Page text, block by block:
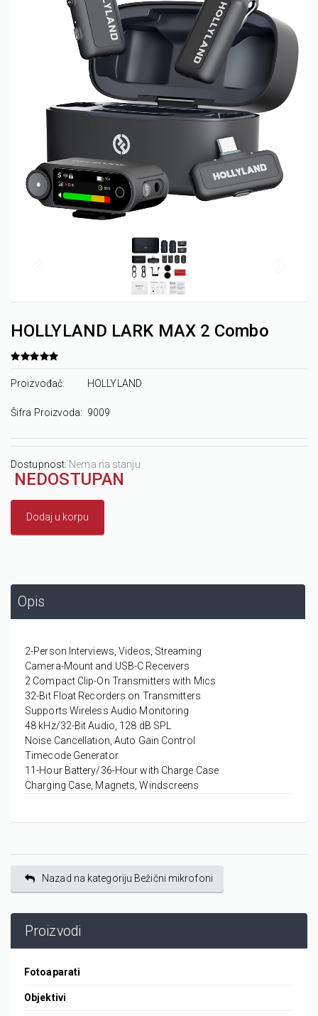
HOLLYLAND LARK MAX 2 Combo
Proizvođač: HOLLYLAND
Šifra Proizvoda: 9009
Dostupnost: Nema na stanju
NEDOSTUPAN
Dodaj u korpu
Opis
2-Person Interviews, Videos, Streaming
Camera-Mount and USB-C Receivers
2 Compact Clip-On Transmitters with Mics
32-Bit Float Recorders on Transmitters
Supports Wireless Audio Monitoring
48 kHz/32-Bit Audio, 128 dB SPL
Noise Cancellation, Auto Gain Control
Timecode Generator
11-Hour Battery/36-Hour with Charge Case
Charging Case, Magnets, Windscreens
Nazad na kategoriju Bežični mikrofoni
Proizvodi
Fotoaparati
Objektivi